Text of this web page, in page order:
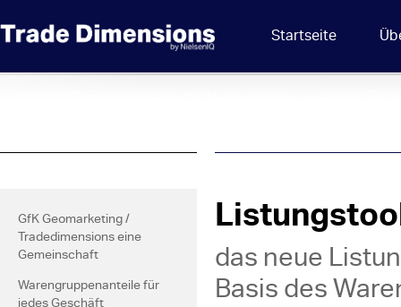
Startseite
GfK Geomarketing /
Tradedimensions eine
Gemeinschaft
Warengruppenanteile für
das neue
Basis des